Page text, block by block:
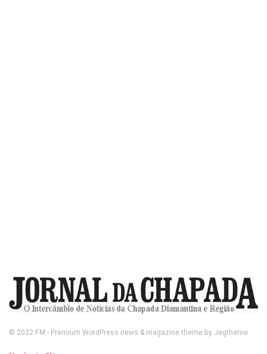
© 2022 FM - Premium WordPress news & magazine theme by Jegtheme.